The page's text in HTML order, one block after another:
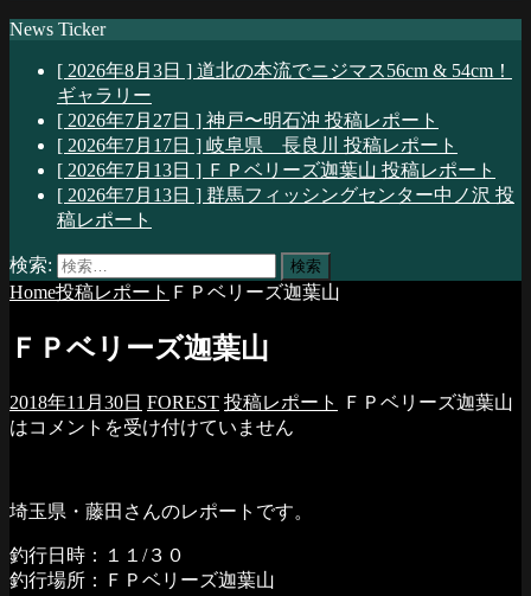
News Ticker
[ 2026年8月3日 ] 道北の本流でニジマス56cm & 54cm！
ギャラリー
[ 2026年7月27日 ] 神戸〜明石沖 投稿レポート
[ 2026年7月17日 ] 岐阜県 長良川 投稿レポート
[ 2026年7月13日 ] ＦＰベリーズ迦葉山 投稿レポート
[ 2026年7月13日 ] 群馬フィッシングセンター中ノ沢 投
稿レポート
検索:
Home投稿レポート ＦＰベリーズ迦葉山
ＦＰベリーズ迦葉山
2018年11月30日 FOREST 投稿レポート
ＦＰベリーズ迦葉山
はコメントを受け付けていません
埼玉県・藤田さんのレポートです。
釣行日時：１１/３０
釣行場所：ＦＰベリーズ迦葉山